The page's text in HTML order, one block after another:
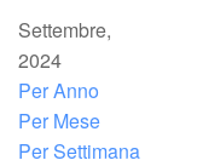
Settembre,
2024
Per Anno
Per Mese
Per Settimana